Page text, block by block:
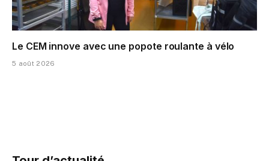
Le CEM innove avec une popote roulante à vélo
5 août 2026